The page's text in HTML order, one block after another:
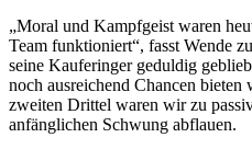
„Moral und Kampfgeist waren
Team funktioniert“, fasst Wende
seine Kauferinger geduldig
noch ausreichend Chancen
zweiten Drittel waren wir zu
anfänglichen Schwung abflauen.